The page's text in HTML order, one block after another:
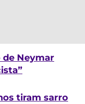
de Neymar
tiram sarro